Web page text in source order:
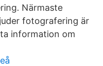
Närmaste
fotografering är
information om